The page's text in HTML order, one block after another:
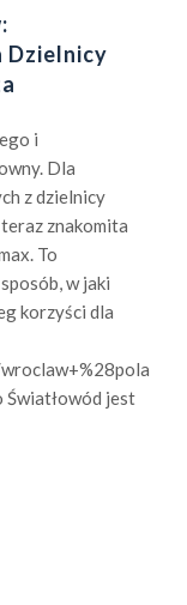
Dzielnicy
i
Dla
z dzielnicy
znakomita
To
w jaki
korzyści dla
jest